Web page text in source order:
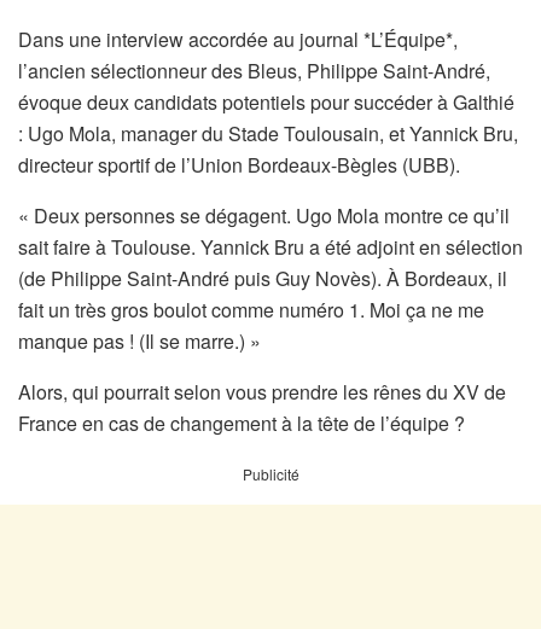
Dans une interview accordée au journal *L’Équipe*,
l’ancien sélectionneur des Bleus, Philippe Saint-André,
évoque deux candidats potentiels pour succéder à Galthié
: Ugo Mola, manager du Stade Toulousain, et Yannick Bru,
directeur sportif de l’Union Bordeaux-Bègles (UBB).
« Deux personnes se dégagent. Ugo Mola montre ce qu’il
sait faire à Toulouse. Yannick Bru a été adjoint en sélection
(de Philippe Saint-André puis Guy Novès). À Bordeaux, il
fait un très gros boulot comme numéro 1. Moi ça ne me
manque pas ! (Il se marre.) »
Alors, qui pourrait selon vous prendre les rênes du XV de
France en cas de changement à la tête de l’équipe ?
Publicité